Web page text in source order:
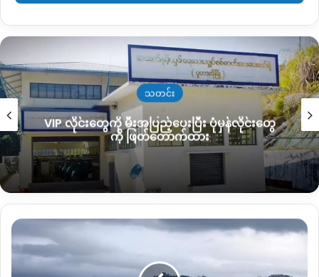
နိုင်ကြောင်း သုံးသပ်မှုများရှိနေသည်။
ပူတာအိုနှင့် ခေါင်လန်ဖူးမြို့နယ်သည် ဆက်သွယ်ရေးကောင်းမွန်စွာ
မရရှိသေးသည့် မြို့နယ်ဖြစ်သောကြောင့် လက်ရှိအချိန်အထိ
မိသားစုနဲ့ အဆက်အသွယ်မရရှိသေးကြောင်း သူကဆက်ဆိုသည်။
ဖမ်းဆီးခံလိုက်ရသည့် လူငယ် ၆ဦးမှာ ဆန္ဒပြပွဲတွင် ပါဝင်လူပ်ရှား
သူများမဟုတ်ဘဲ ပူတာအိုဘက်သို့ ဆင်းလာသည့် သူများသာ
ဖြစ်ကြောင်း သိရသည်။
Copy URL
သတင်း
VIP လိုင်းတွေကို မီးအပြည့်ပေးပြီး ပုံမှန်လိုင်းတွေ
ကို ဖြတ်တောက်ထား
စံပြ
ကျေးရွာ
ပြည်သူ့စစ်
ဂိတ်